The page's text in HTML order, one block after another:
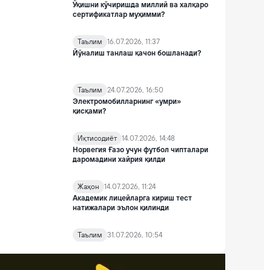
Ўқишни кўчиришда миллий ва халқаро
сертификатлар муҳимми?
Таълим
16.07.2026, 11:37
Йўналиш танлаш қачон бошланади?
Таълим
24.07.2026, 16:50
Электромобилларнинг «умри»
қисқами?
Иқтисодиёт 14.07.2026, 14:48
Норвегия Ғазо учун футбол чипталари
даромадини хайрия қилди
Жаҳон
14.07.2026, 11:24
Академик лицейларга кириш тест
натижалари эълон қилинди
Таълим 31.07.2026, 10:54